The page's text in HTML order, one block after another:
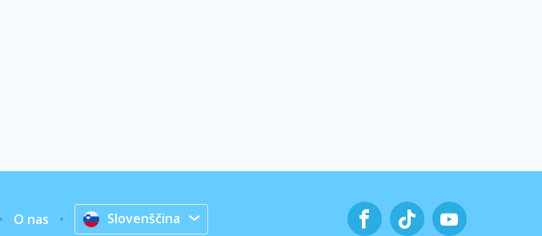
O nas Slovenščina